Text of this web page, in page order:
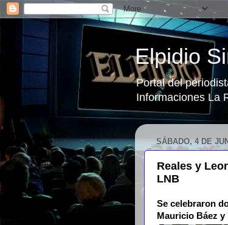
Elpidio
Portal del
Informaciones La
SÁBADO, 4 DE
Reales y
LNB
Se celebraron
Mauricio Báez y